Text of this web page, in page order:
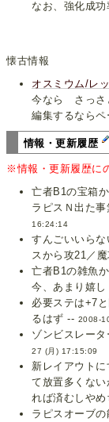
なお、強化成功
懐古情報
オスミウム/レ
今なら さっさ
編集するならペ
情報・更新履歴
※情報・更新履歴に
亡者B1の宝箱
ラピスＮ出た
16:24:14
すんごいいら
スから攻21／
亡者B1の雑魚
今、あまり嬉
必要ステは+7
るはず -- 2008-
ゾンビスレー
27 (月) 17:15:09
新レイアウト
て放置多くな
れば済むしや
ラピスオーブ